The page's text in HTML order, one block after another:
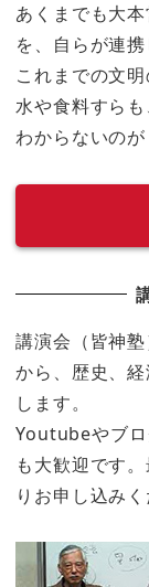
あくまでも大
を、自らが連
これまでの文
水や食料すら
わからないのが
講演会（皆神
から、歴史、
します。
Youtubeやブ
も大歓迎です
りお申し込みく